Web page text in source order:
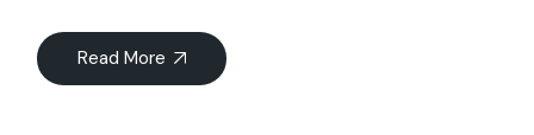
Read More